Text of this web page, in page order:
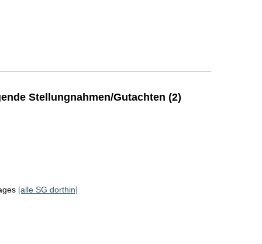
Stellungnahmen/Gutachten (2)
[alle SG dorthin]